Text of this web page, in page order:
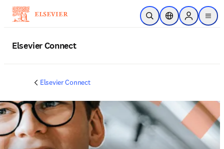
メインのコンテンツにスキップ
検索を開くロケーションセレ
Sign in to
menu
Elsevier Connect
Elsevier Connect